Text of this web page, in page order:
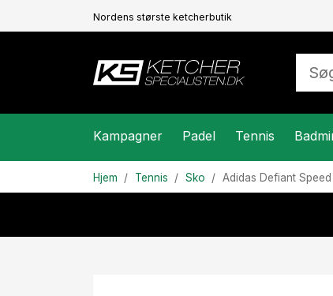
Nordens største ketcherbutik
Kampagner Padel Tennis
Hjem Tennis Sko Adidas Defiant